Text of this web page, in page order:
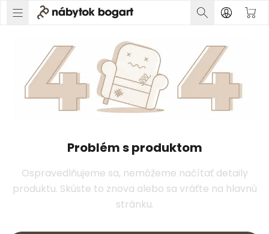
Problém s produktom
Ospravedlňujeme sa, nemôžeme načítať detaily
produktu. Skúste to znova alebo sa vráťte na hlavnú
stránku.